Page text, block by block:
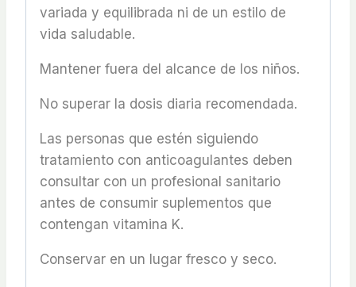
variada y equilibrada ni de un estilo de
vida saludable.
Mantener fuera del alcance de los niños.
No superar la dosis diaria recomendada.
Las personas que estén siguiendo
tratamiento con anticoagulantes deben
consultar con un profesional sanitario
antes de consumir suplementos que
contengan vitamina K.
Conservar en un lugar fresco y seco.